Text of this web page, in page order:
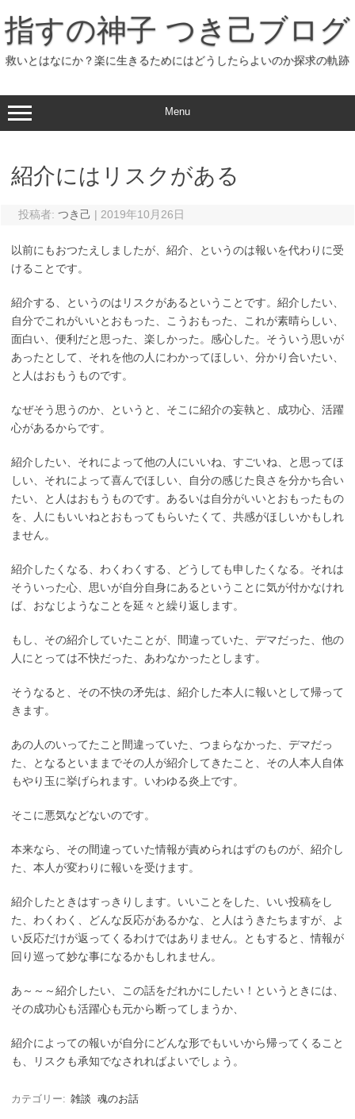
ン
テ
ン
ツ
へ
ッ
プ
指すの神子 つき己ブログ
救いとはなにか？楽に生きるためにはどうしたらよいのか探求の軌跡
Menu
紹介にはリスクがある
投稿者: つき己 | 2019年10月26日
以前にもおつたえしましたが、紹介、というのは報いを代わりに受
けることです。
紹介する、というのはリスクがあるということです。紹介したい、
自分でこれがいいとおもった、こうおもった、これが素晴らしい、
面白い、便利だと思った、楽しかった。感心した。そういう思いが
あったとして、それを他の人にわかってほしい、分かり合いたい、
と人はおもうものです。
なぜそう思うのか、というと、そこに紹介の妄執と、成功心、活躍
心があるからです。
紹介したい、それによって他の人にいいね、すごいね、と思ってほ
しい、それによって喜んでほしい、自分の感じた良さを分かち合い
たい、と人はおもうものです。あるいは自分がいいとおもったもの
を、人にもいいねとおもってもらいたくて、共感がほしいかもしれ
ません。
紹介したくなる、わくわくする、どうしても申したくなる。それは
そういった心、思いが自分自身にあるということに気が付かなけれ
ば、おなじようなことを延々と繰り返します。
もし、その紹介していたことが、間違っていた、デマだった、他の
人にとっては不快だった、あわなかったとします。
そうなると、その不快の矛先は、紹介した本人に報いとして帰って
きます。
あの人のいってたこと間違っていた、つまらなかった、デマだっ
た、となるといままでその人が紹介してきたこと、その人本人自体
もやり玉に挙げられます。いわゆる炎上です。
そこに悪気などないのです。
本来なら、その間違っていた情報が責められはずのものが、紹介し
た、本人が変わりに報いを受けます。
紹介したときはすっきりします。いいことをした、いい投稿をし
た、わくわく、どんな反応があるかな、と人はうきたちますが、よ
い反応だけが返ってくるわけではありません。ともすると、情報が
回り巡って妙な事になるかもしれません。
あ～～～紹介したい、この話をだれかにしたい！というときには、
その成功心も活躍心も元から断ってしまうか、
紹介によっての報いが自分にどんな形でもいいから帰ってくること
も、リスクも承知でなされればよいでしょう。
カテゴリー: 雑談 魂のお話